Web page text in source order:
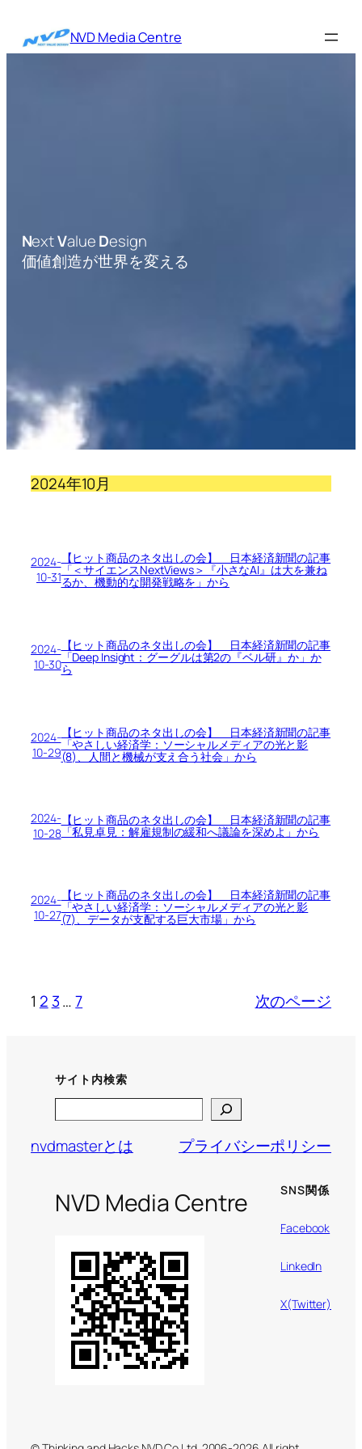
を
NVD Media Centre
NextValueDesign
価値創造が世界を変える
2024年10月
2024-
10-31
【ヒット商品のネタ出しの会】 日本経済新聞の記事
「＜サイエンスNextViews＞『小さなAI』は大を兼ね
るか、機動的な開発戦略を」から
2024-
10-30
【ヒット商品のネタ出しの会】 日本経済新聞の記事
「Deep Insight：グーグルは第2の『ベル研』か」か
ら
2024-
10-29
【ヒット商品のネタ出しの会】 日本経済新聞の記事
「やさしい経済学：ソーシャルメディアの光と影
(8)、人間と機械が支え合う社会」から
2024-
10-28
【ヒット商品のネタ出しの会】 日本経済新聞の記事
「私見卓見：解雇規制の緩和へ議論を深めよ」から
2024-
10-27
【ヒット商品のネタ出しの会】 日本経済新聞の記事
「やさしい経済学：ソーシャルメディアの光と影
(7)、データが支配する巨大市場」から
1 2 3… 7 次のページ
サイト内検索
nvdmasterとは
プライバシーポリシー
NVD Media Centre SNS関係
Facebook
LinkedIn
X(Twitter)